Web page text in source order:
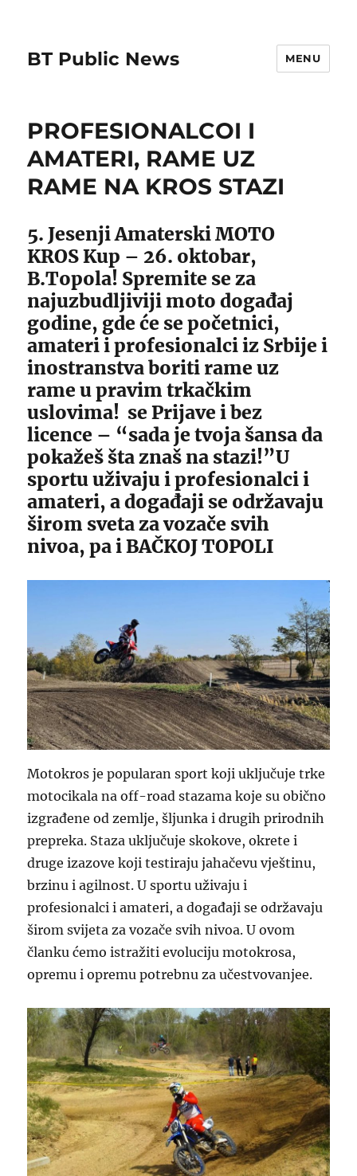
BT Public News MENU
PROFESIONALCOI I
AMATERI, RAME UZ
RAME NA KROS STAZI
5. Jesenji Amaterski MOTO
KROS Kup – 26. oktobar,
B.Topola! Spremite se za
najuzbudljiviji moto događaj
godine, gde će se početnici,
amateri i profesionalci iz Srbije i
inostranstva boriti rame uz
rame u pravim trkačkim
uslovima! se Prijave i bez
licence – “sada je tvoja šansa da
pokažeš šta znaš na stazi!”U
sportu uživaju i profesionalci i
amateri, a događaji se održavaju
širom sveta za vozače svih
nivoa, pa i BAČKOJ TOPOLI
Motokros je popularan sport koji uključuje trke
motocikala na off-road stazama koje su obično
izgrađene od zemlje, šljunka i drugih prirodnih
prepreka. Staza uključuje skokove, okrete i
druge izazove koji testiraju jahačevu vještinu,
brzinu i agilnost. U sportu uživaju i
profesionalci i amateri, a događaji se održavaju
širom svijeta za vozače svih nivoa. U ovom
članku ćemo istražiti evoluciju motokrosa,
opremu i opremu potrebnu za učestvovanjee.